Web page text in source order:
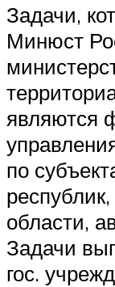
Задачи,
Минюст
являются
по
области,
Задачи
гос.